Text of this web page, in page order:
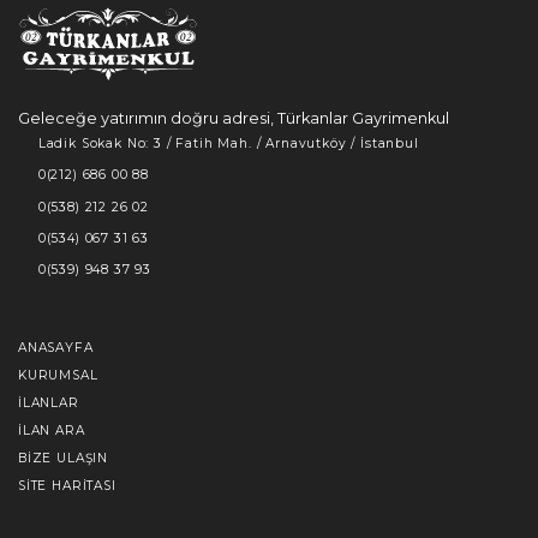
Geleceğe yatırımın doğru adresi, Türkanlar Gayrimenkul
Ladik Sokak No: 3 / Fatih Mah. / Arnavutköy / İstanbul
0(212) 686 00 88
0(538) 212 26 02
0(534) 067 31 63
0(539) 948 37 93
ANASAYFA
KURUMSAL
İLANLAR
İLAN ARA
BIZE ULAŞIN
SITE HARITASI